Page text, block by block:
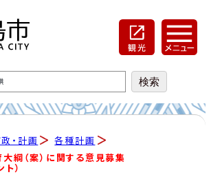
・計画
各種計画
綱（案）に関する意見募集
）